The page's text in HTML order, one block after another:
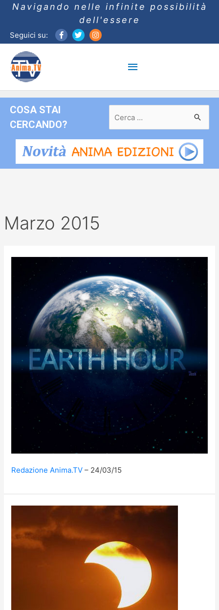
Navigando nelle infinite possibilità
dell'essere
Seguici su:
Menu
principale
COSA STAI
CERCANDO?
per:
Marzo 2015
Redazione Anima.TV 24/03/15